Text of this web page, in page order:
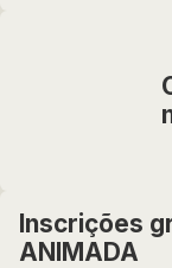
Inscrições
ANIMADA